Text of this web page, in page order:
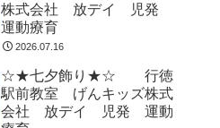
株式会社 放デイ 児発
運動療育
2026.07.16
☆★七夕飾り★☆ 行徳
駅前教室 げんキッズ株式
会社 放デイ 児発 運動